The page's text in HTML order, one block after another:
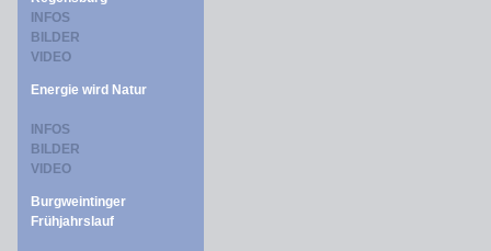
INFOS
BILDER
VIDEO
Energie wird Natur
INFOS
BILDER
VIDEO
Burgweintinger
Frühjahrslauf